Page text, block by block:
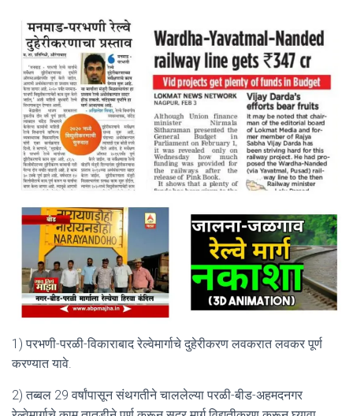
1) परभणी-परळी-विकाराबाद रेल्वेमार्गाचे दुहेरीकरण लवकरात लवकर पूर्ण
करण्यात यावे.
2) तब्बल 29 वर्षांपासून संथगतीने चाललेल्या परळी-बीड-अहमदनगर